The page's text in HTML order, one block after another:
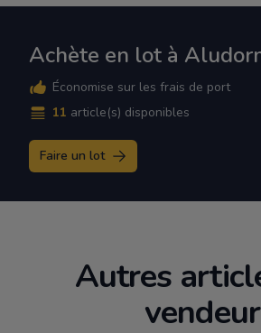
Achète en lot à
Économise sur les frais de port
11 article(s) disponibles
Faire un lot
Autres
vendeur